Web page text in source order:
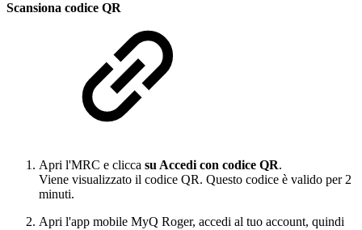
Scansiona codice QR
Apri l'MRC e clicca su Accedi con codice QR.
Viene visualizzato il codice QR. Questo codice è valido per 2
minuti.
Apri l'app mobile MyQ Roger, accedi al tuo account, quindi